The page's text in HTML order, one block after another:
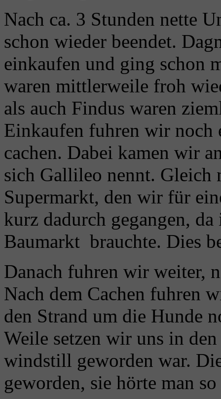
Nach ca. 3 Stunden nette
schon wieder beendet.
einkaufen und ging schon
waren mittlerweile froh
als auch Findus waren
Einkaufen fuhren wir noch
cachen. Dabei kamen wir
sich Gallileo nennt. Gleich
Supermarkt, den wir für
kurz dadurch gegangen,
Baumarkt brauchte. Dies
Danach fuhren wir weiter,
Nach dem Cachen fuhren
den Strand um die Hunde
Weile setzen wir uns in
windstill geworden war.
geworden, sie hörte man